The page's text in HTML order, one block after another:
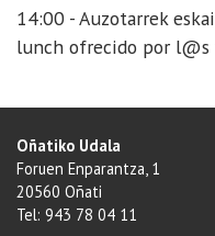
14:00 - Auzotarrek
lunch ofrecido por l@s
Oñatiko Udala
Foruen Enparantza, 1
20560 Oñati
Tel: 943 78 04 11